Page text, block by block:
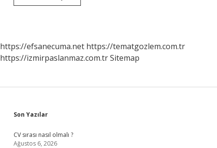
Ehliyeti
https://efsanecuma.net https://tematgozlem.com.tr
https://izmirpaslanmaz.com.trSitemap
Sidebar
Son Yazılar
CV sırası nasıl olmalı ?
Ağustos 6, 2026